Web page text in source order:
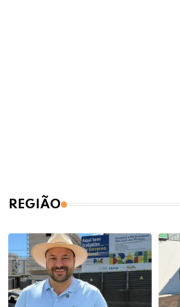
REGIÃO